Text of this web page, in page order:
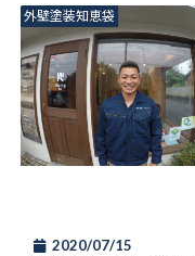
外壁塗装知恵袋
2020/07/15